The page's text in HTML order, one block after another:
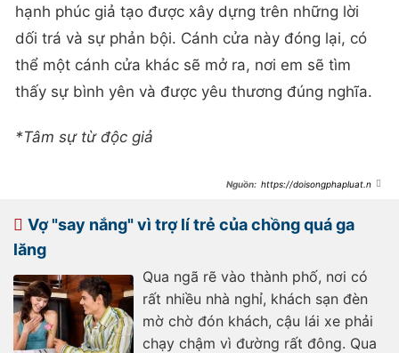
hạnh phúc giả tạo được xây dựng trên những lời
dối trá và sự phản bội. Cánh cửa này đóng lại, có
thể một cánh cửa khác sẽ mở ra, nơi em sẽ tìm
thấy sự bình yên và được yêu thương đúng nghĩa.
*Tâm sự từ độc giả
https://doisongphapluat.ngu
cau-vua-ngang-nguoc-vua-phan-
no-a559173.html
Vợ "say nắng" vì trợ lí trẻ của chồng quá ga
lăng
Qua ngã rẽ vào thành phố, nơi có
rất nhiều nhà nghỉ, khách sạn đèn
mờ chờ đón khách, cậu lái xe phải
chạy chậm vì đường rất đông. Qua